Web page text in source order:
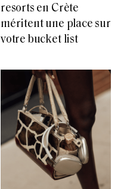
resorts en Crète
méritent une place sur
votre bucket list